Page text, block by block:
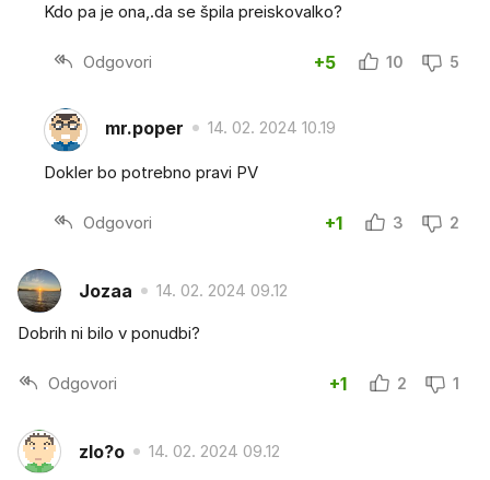
Kdo pa je ona,.da se špila preiskovalko?
Odgovori +5 10 5
mr.poper 14. 02. 2024 10.19
Dokler bo potrebno pravi PV
Odgovori +1 3 2
Jozaa 14. 02. 2024 09.12
Dobrih ni bilo v ponudbi?
Odgovori +1 2 1
zlo?o 14. 02. 2024 09.12